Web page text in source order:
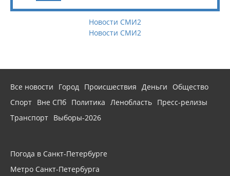
Новости СМИ2
Новости СМИ2
Все новости Город Происшествия Деньги
Общество
Спорт Вне СПб Политика Ленобласть Пресс-релизы
Транспорт Выборы-2026
Погода в Санкт-Петербурге
Метро Санкт-Петербурга